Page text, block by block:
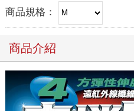
商品規格：
商品介紹